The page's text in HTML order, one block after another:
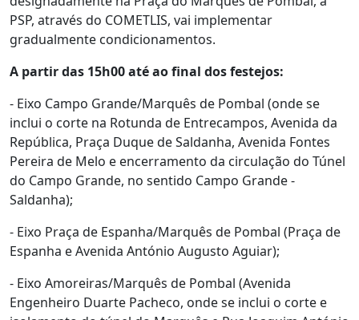
PSP, através do COMETLIS, vai implementar
gradualmente condicionamentos.
A partir das 15h00 até ao final dos festejos:
- Eixo Campo Grande/Marquês de Pombal (onde se
inclui o corte na Rotunda de Entrecampos, Avenida da
República, Praça Duque de Saldanha, Avenida Fontes
Pereira de Melo e encerramento da circulação do Túnel
do Campo Grande, no sentido Campo Grande -
Saldanha);
- Eixo Praça de Espanha/Marquês de Pombal (Praça de
Espanha e Avenida António Augusto Aguiar);
- Eixo Amoreiras/Marquês de Pombal (Avenida
Engenheiro Duarte Pacheco, onde se inclui o corte e